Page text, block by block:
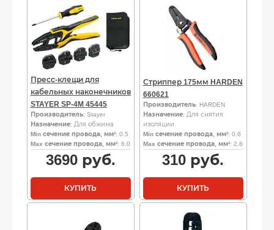
Пресс-клещи для
кабельных наконечников
STAYER SP-4M 45445
Производитель: Stayer
Назначение: Для обжима
Min сечение провода, мм²: 0.5
Max сечение провода, мм²: 6.0
3690руб.
КУПИТЬ
Стриппер 175мм HARDEN
660621
Производитель: HARDEN
Назначение: Для снятия
изоляции
Min сечение провода, мм²: 0.6
Max сечение провода, мм²: 2.6
310 руб.
КУПИТЬ